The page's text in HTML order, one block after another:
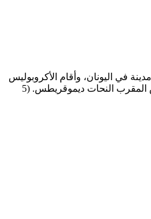
في اليونان، وأقام الأكروبوليس
الأثيني مباني رائعة المعبد الرئيسي لأكروبوليس إرخثيون، بداخلها كانت هناك قاعتان تحتوي إحداهما على تمثال زيوس بطول 12 مترًا، وكان مؤلف هذا التمثال صديق بريكليس المقرب النحات ديموقريطس. (5